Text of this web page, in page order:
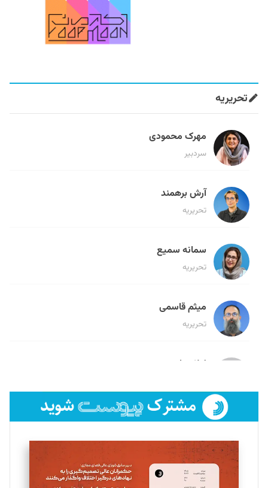
تحریریه
مهرک محمودی
سردبیر
آرش برهمند
تحریریه
سمانه سمیع
تحریریه
میثم قاسمی
تحریریه
لیلا حنارود
فائزه فتحی رستمی
تحریریه
سروش کرمیان